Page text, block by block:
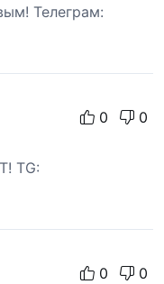
Телеграм:
0 0
TG:
0 0